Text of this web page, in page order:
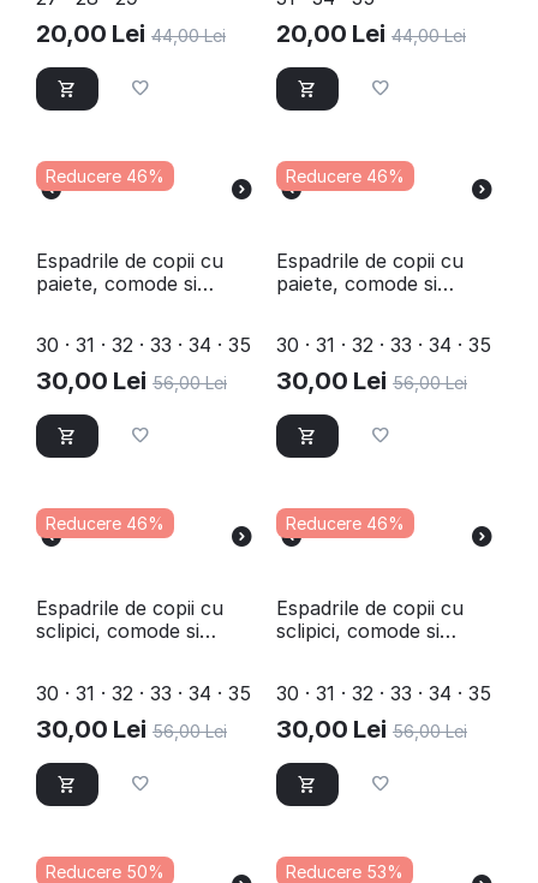
20,00 Lei 44,00 Lei 20,00 Lei 44,00 Lei
Reducere 46%
​Espadrile de copii cu
paiete, comode si
30 · 31 · 32 · 33 · 34 · 35
30,00 Lei 56,00 Lei
Reducere 46%
Espadrile de copii cu
paiete, comode si
30 · 31 · 32 · 33 · 34 · 35
30,00 Lei 56,00 Lei
Reducere 46%
Espadrile de copii cu
sclipici, comode si
30 · 31 · 32 · 33 · 34 · 35
30,00 Lei 56,00 Lei
Reducere 46%
Espadrile de copii cu
sclipici, comode si
30 · 31 · 32 · 33 · 34 · 35
30,00 Lei 56,00 Lei
Reducere 50% Reducere 53%